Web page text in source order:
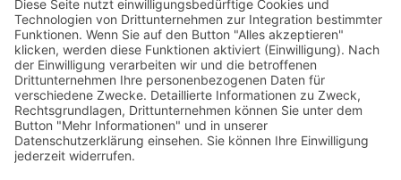
AWO Kulturhaus Babelsberg
Arbeit mit Behinderung
AWO Büro Kindermut
Kulturland Brandenburg
AWO Selbsthilfe
AWO eLearning
Kultur für JEDEN
AWO 1plus9
Dachverband Freie Suchtselbsthilfe
© 1990 - 2026 Arbeiterwohlfahrt Bezirksverband Potsdam e. V.